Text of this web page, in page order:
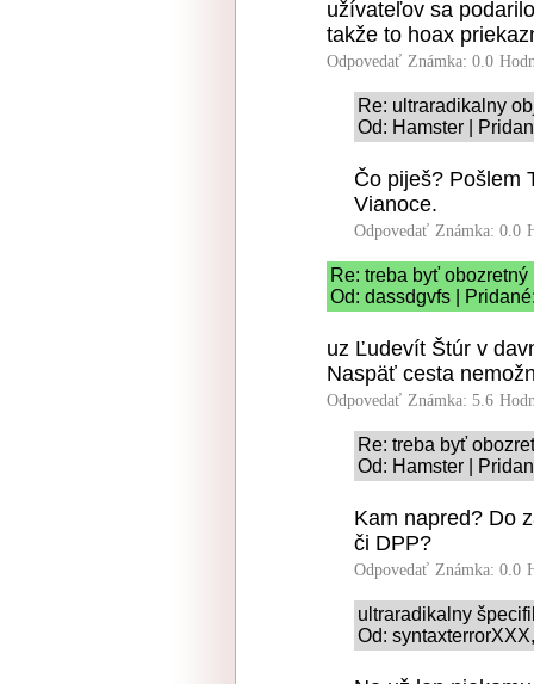
užívateľov sa
takže to hoax
Odpovedať Známka: 0.0
Re: ultraradikalny
Od: Hamster |
Čo piješ? Pošlem
Vianoce.
Odpovedať Známka: 0.0
Re: treba byť obozretný
Od: dassdgvfs |
uz Ľudevít Štúr v
Naspäť cesta
Odpovedať Známka: 5.6
Re: treba byť
Od: Hamster |
Kam napred? Do
či DPP?
Odpovedať Známka: 0.0
ultraradikalny
Od: